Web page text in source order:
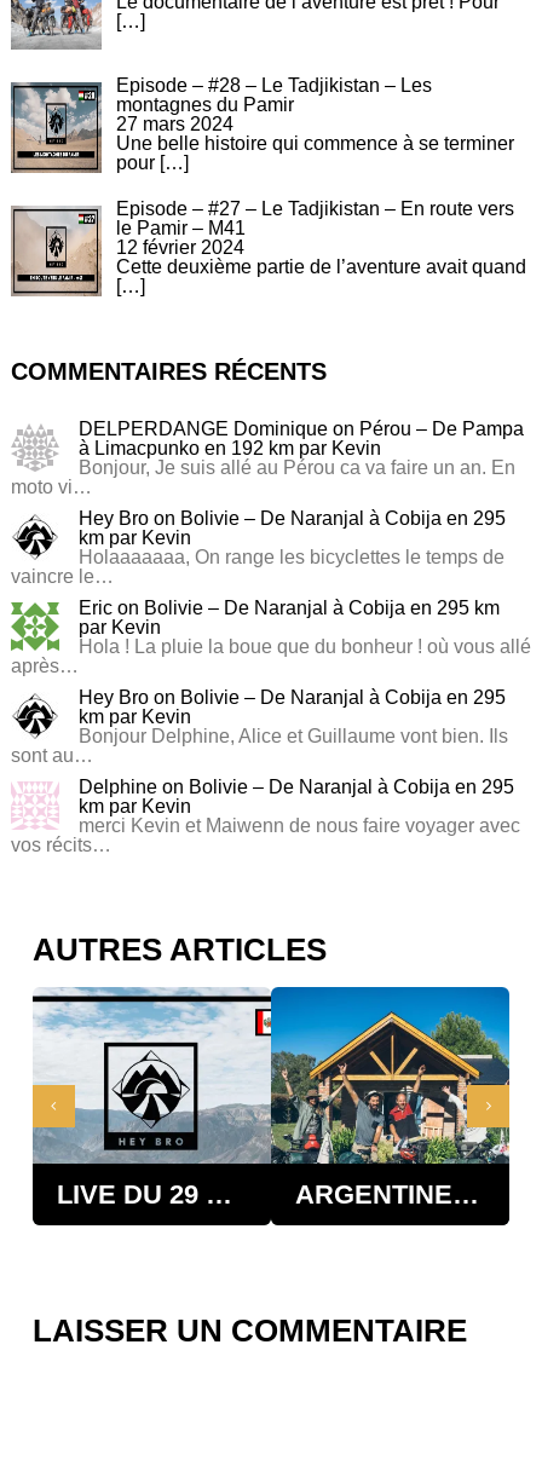
[…]
Episode – #28 – Le Tadjikistan – Les
montagnes du Pamir
27 mars 2024
Une belle histoire qui commence à se terminer
pour […]
Episode – #27 – Le Tadjikistan – En route vers
le Pamir – M41
12 février 2024
Cette deuxième partie de l’aventure avait quand
[…]
COMMENTAIRES RÉCENTS
DELPERDANGE Dominique on Pérou – De Pampa
à Limacpunko en 192 km par Kevin
Bonjour, Je suis allé au Pérou ca va faire un an. En
moto vi…
Hey Bro on Bolivie – De Naranjal à Cobija en 295
km par Kevin
Holaaaaaaa, On range les bicyclettes le temps de
vaincre le…
Eric on Bolivie – De Naranjal à Cobija en 295 km
par Kevin
Hola ! La pluie la boue que du bonheur ! où vous allé
après…
Hey Bro on Bolivie – De Naranjal à Cobija en 295
km par Kevin
Bonjour Delphine, Alice et Guillaume vont bien. Ils
sont au…
Delphine on Bolivie – De Naranjal à Cobija en 295
km par Kevin
merci Kevin et Maiwenn de nous faire voyager avec
vos récits…
AUTRES ARTICLES
LIVE DU 29 MARS 2020 DEPUIS LIMA AU PÉROU ARGENTINE - LE PARADIS DES CYCLISTES
LAISSER UN COMMENTAIRE